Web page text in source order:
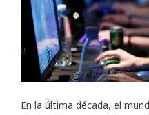
En la última década, el